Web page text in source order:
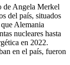
de Angela Merkel
del país, situados
Alemania
nucleares hasta
en 2022.
en el país, fueron